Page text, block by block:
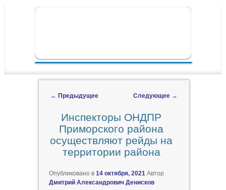
ГЛАВНОЕ МЕНЮ
← Предыдущее Следующее →
Инспекторы ОНДПР
Приморского района
осуществляют рейды на
территории района
Опубликовано в 14 октября, 2021 Автор
Дмитрий Александрович Денисков